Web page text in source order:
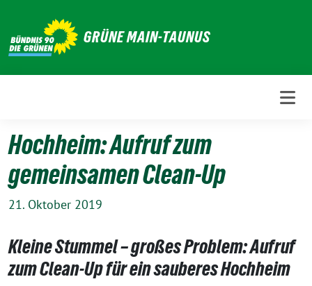
Inhalt
GRÜNE MAIN-TAUNUS
Hochheim: Aufruf zum
gemeinsamen Clean-Up
21. Oktober 2019
Kleine Stummel – großes Problem: Aufruf
zum Clean-Up für ein sauberes Hochheim